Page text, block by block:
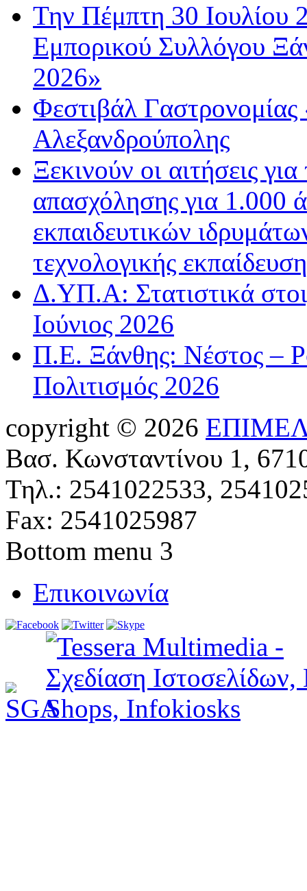
Την Πέμπτη 30 Ιουλίου
Εμπορικού Συλλόγου
2026»
Φεστιβάλ
Αλεξανδρούπολης
Ξεκινούν οι αιτήσεις
απασχόλησης για 1.000
εκπαιδευτικών
τεχνολογικής
Δ.ΥΠ.Α: Στατιστικά
Ιούνιος 2026
Π.Ε. Ξάνθης: Νέστος –
Πολιτισμός 2026
copyright © 2026
Βασ. Κωνσταντίνου 1,
Τηλ.: 2541022533,
Fax: 2541025987
Bottom menu 3
Επικοινωνία